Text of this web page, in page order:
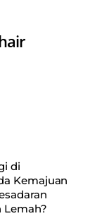
di
Kemajuan
Lemah?